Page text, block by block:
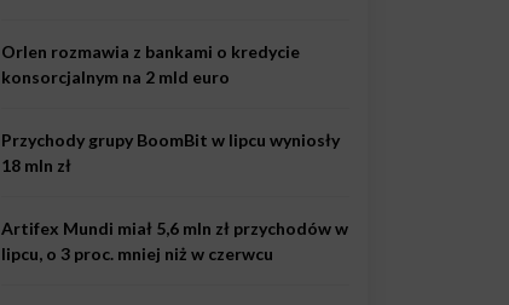
Orlen rozmawia z bankami o kredycie
konsorcjalnym na 2 mld euro
Przychody grupy BoomBit w lipcu wyniosły
18 mln zł
Artifex Mundi miał 5,6 mln zł przychodów w
lipcu, o 3 proc. mniej niż w czerwcu